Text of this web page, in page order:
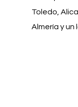
Toledo,
Almería y